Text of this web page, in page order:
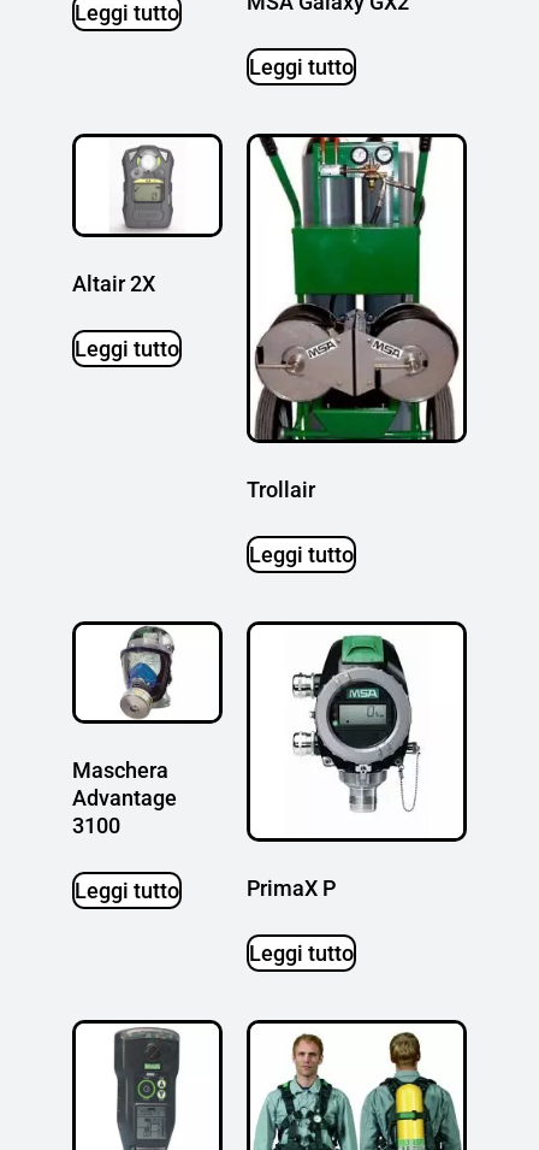
Leggi tutto
Leggi tutto
Altair 2X
Leggi tutto
Trollair
Leggi tutto
Maschera
Advantage
3100
Leggi tutto PrimaX P
Leggi tutto